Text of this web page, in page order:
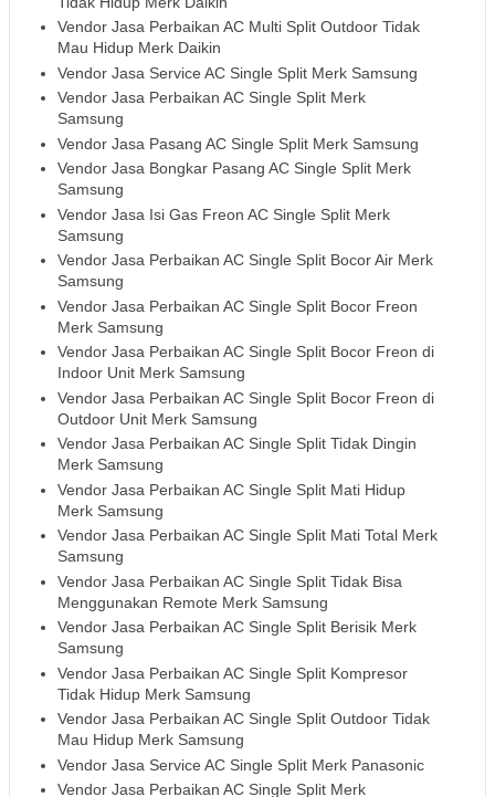
Vendor Jasa Perbaikan AC Multi Split Outdoor Tidak
Mau Hidup Merk Daikin
Vendor Jasa Service AC Single Split Merk Samsung
Vendor Jasa Perbaikan AC Single Split Merk
Samsung
Vendor Jasa Pasang AC Single Split Merk Samsung
Vendor Jasa Bongkar Pasang AC Single Split Merk
Samsung
Vendor Jasa Isi Gas Freon AC Single Split Merk
Samsung
Vendor Jasa Perbaikan AC Single Split Bocor Air Merk
Samsung
Vendor Jasa Perbaikan AC Single Split Bocor Freon
Merk Samsung
Vendor Jasa Perbaikan AC Single Split Bocor Freon di
Indoor Unit Merk Samsung
Vendor Jasa Perbaikan AC Single Split Bocor Freon di
Outdoor Unit Merk Samsung
Vendor Jasa Perbaikan AC Single Split Tidak Dingin
Merk Samsung
Vendor Jasa Perbaikan AC Single Split Mati Hidup
Merk Samsung
Vendor Jasa Perbaikan AC Single Split Mati Total Merk
Samsung
Vendor Jasa Perbaikan AC Single Split Tidak Bisa
Menggunakan Remote Merk Samsung
Vendor Jasa Perbaikan AC Single Split Berisik Merk
Samsung
Vendor Jasa Perbaikan AC Single Split Kompresor
Tidak Hidup Merk Samsung
Vendor Jasa Perbaikan AC Single Split Outdoor Tidak
Mau Hidup Merk Samsung
Vendor Jasa Service AC Single Split Merk Panasonic
Vendor Jasa Perbaikan AC Single Split Merk